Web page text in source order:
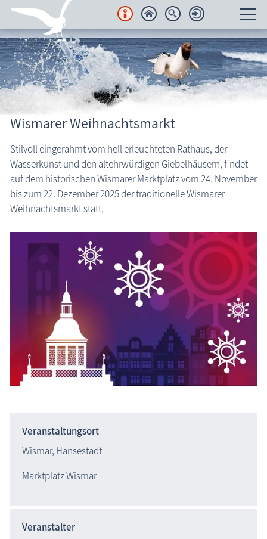
Unterkünfte
Regionales
Urlaubsorte
Freizeit
Wissenswertes
Fischland-Darß-Zingst Allgemein
Wismarer Weihnachtsmarkt
Stilvoll eingerahmt vom hell erleuchteten Rathaus, der
Wasserkunst und den altehrwürdigen Giebelhäusern, findet
auf dem historischen Wismarer Marktplatz vom 24. November
bis zum 22. Dezember 2025 der traditionelle Wismarer
Weihnachtsmarkt statt.
Veranstaltungsort
Wismar, Hansestadt
Marktplatz Wismar
Veranstalter